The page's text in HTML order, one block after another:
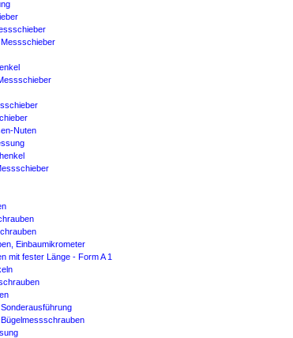
Nuten
Einbaumikrometer
mit fester Länge - Form A 1